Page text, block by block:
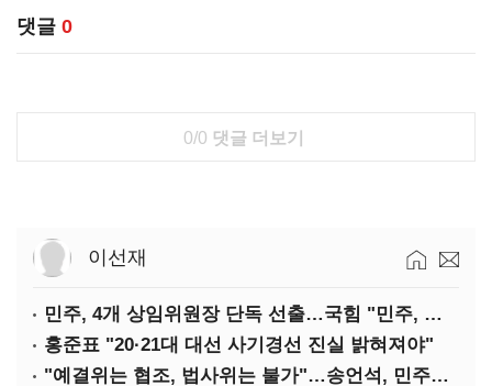
댓글 0
0/0 댓글 더보기
이선재
민주, 4개 상임위원장 단독 선출…국힘 "민주, 협치 무너뜨려"
홍준표 "20·21대 대선 사기경선 진실 밝혀져야"
"예결위는 협조, 법사위는 불가"…송언석, 민주당 압박